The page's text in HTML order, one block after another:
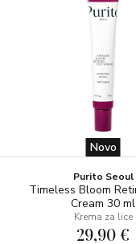
Novo
Purito Seoul
Timeless Bloom
Cream 30 ml
Krema za lice
29,90 €